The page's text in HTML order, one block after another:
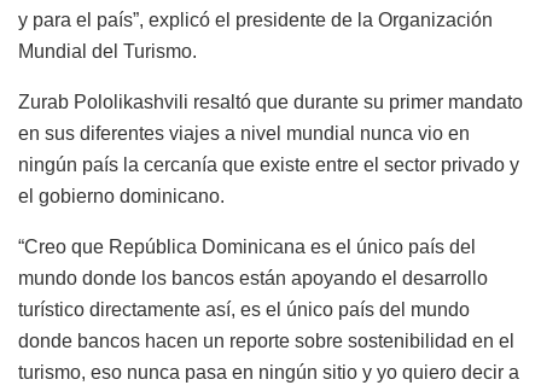
y para el país”, explicó el presidente de la Organización
Mundial del Turismo.
Zurab Pololikashvili resaltó que durante su primer mandato
en sus diferentes viajes a nivel mundial nunca vio en
ningún país la cercanía que existe entre el sector privado y
el gobierno dominicano.
“Creo que República Dominicana es el único país del
mundo donde los bancos están apoyando el desarrollo
turístico directamente así, es el único país del mundo
donde bancos hacen un reporte sobre sostenibilidad en el
turismo, eso nunca pasa en ningún sitio y yo quiero decir a